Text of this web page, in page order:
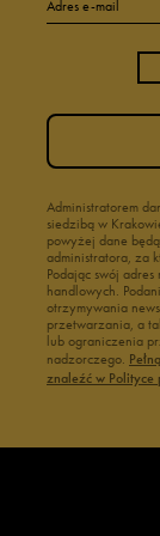
Adres e-mail
Administratorem
siedzibą w
powyżej dane
administratora, za
Podając swój
handlowych.
otrzymywania
przetwarzania, a
lub ograniczenia
nadzorczego.
znaleźć w Polityce